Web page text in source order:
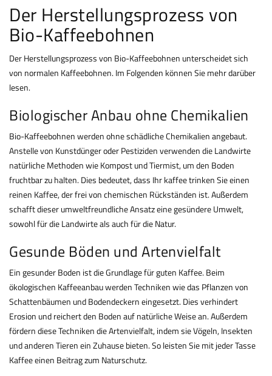
Der Herstellungsprozess von
Bio-Kaffeebohnen
Der Herstellungsprozess von Bio-Kaffeebohnen unterscheidet sich
von normalen Kaffeebohnen. Im Folgenden können Sie mehr darüber
lesen.
Biologischer Anbau ohne Chemikalien
Bio-Kaffeebohnen werden ohne schädliche Chemikalien angebaut.
Anstelle von Kunstdünger oder Pestiziden verwenden die Landwirte
natürliche Methoden wie Kompost und Tiermist, um den Boden
fruchtbar zu halten. Dies bedeutet, dass Ihrkaffeetrinken Sie einen
reinen Kaffee, der frei von chemischen Rückständen ist. Außerdem
schafft dieser umweltfreundliche Ansatz eine gesündere Umwelt,
sowohl für die Landwirte als auch für die Natur.
Gesunde Böden und Artenvielfalt
Ein gesunder Boden ist die Grundlage für guten Kaffee. Beim
ökologischen Kaffeeanbau werden Techniken wie das Pflanzen von
Schattenbäumen und Bodendeckern eingesetzt. Dies verhindert
Erosion und reichert den Boden auf natürliche Weise an. Außerdem
fördern diese Techniken die Artenvielfalt, indem sie Vögeln, Insekten
und anderen Tieren ein Zuhause bieten. So leisten Sie mit jeder Tasse
Kaffee einen Beitrag zum Naturschutz.